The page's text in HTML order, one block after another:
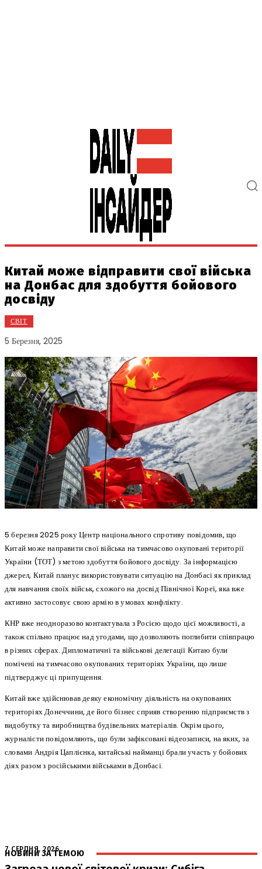
Китай може відправити свої війська
на Донбас для здобуття бойового
досвіду
СВІТ
5 Березня, 2025
5 березня 2025 року Центр національного спротиву повідомив, що
Китай може направити свої війська на тимчасово окуповані території
України (ТОТ) з метою здобуття бойового досвіду. За інформацією
джерел, Китай планує використовувати ситуацію на Донбасі як приклад
для навчання своїх військ, схожого на досвід Північної Кореї, яка вже
активно застосовує свою армію в умовах конфлікту.
КНР вже неодноразово контактувала з Росією щодо цієї можливості, а
також спільно працює над угодами, що дозволяють поглибити співпрацю
в різних сферах. Дипломатичні та військові делегації Китаю були
помічені на тимчасово окупованих територіях України, що лише
підтверджує ці припущення.
Китай вже здійснював деяку економічну діяльність на окупованих
територіях Донеччини, де його бізнес сприяв створенню підприємств з
видобутку та виробництва будівельних матеріалів. Окрім цього,
журналісти повідомляють, що були зафіксовані відеозаписи, на яких, за
словами Андрія Цаплієнка, китайські найманці брали участь у бойових
діях разом з російськими військами в Донбасі.
НОВИНИ ЗА ТЕМОЮ
7 СЕРПНЯ, 2026